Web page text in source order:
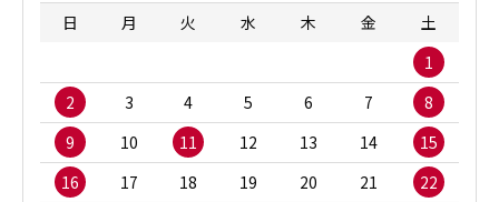
日
月 火 水 木 金
土
1
2
3 4 5 6 7
8
9
10 11 12 13 14
15
16
17 18 19 20 21
22